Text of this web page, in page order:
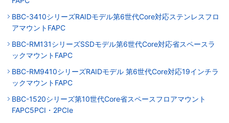
BBC-3410シリーズRAIDモデル第6世代Core対応ステンレスフロ
アマウントFAPC
BBC-RM131シリーズSSDモデル第6世代Core対応省スペースラ
ックマウントFAPC
BBC-RM9410シリーズRAIDモデル 第6世代Core対応19インチラ
ックマウントFAPC
BBC-1520シリーズ第10世代Core省スペースフロアマウント
FAPC5PCI・2PCIe